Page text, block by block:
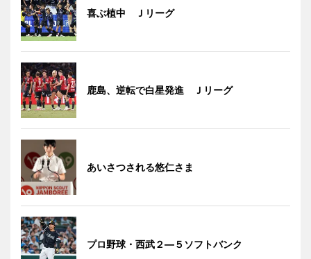
喜ぶ植中 Ｊリーグ
鹿島、逆転で白星発進 Ｊリーグ
あいさつされる悠仁さま
プロ野球・西武２―５ソフトバンク